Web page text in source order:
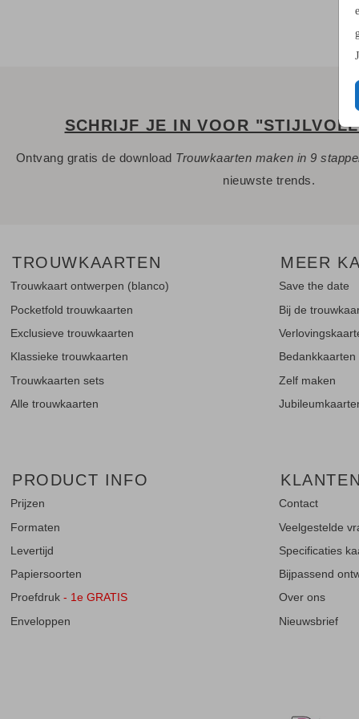
SCHRIJF JE IN VOOR
Ontvang gratis de download Trouwkaarten maken in 9
nieuwste trends.
TROUWKAARTEN
Trouwkaart ontwerpen (blanco)
Pocketfold trouwkaarten
Exclusieve trouwkaarten
Klassieke trouwkaarten
Trouwkaarten sets
Alle trouwkaarten
MEER
Save the date
Bij de
Bedankkaarten
Zelf maken
PRODUCT INFO
Prijzen
Formaten
Levertijd
Papiersoorten
Proefdruk- 1e GRATIS
Enveloppen
Contact
Veelgestelde
Specificaties
Bijpassend
Over ons
Nieuwsbrief